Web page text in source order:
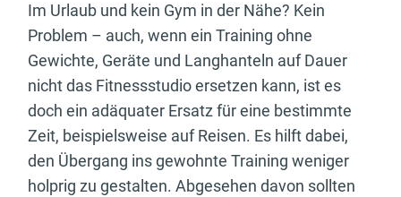
Im Urlaub und kein Gym in der Nähe? Kein
Problem – auch, wenn ein Training ohne
Gewichte, Geräte und Langhanteln auf Dauer
nicht das Fitnessstudio ersetzen kann, ist es
doch ein adäquater Ersatz für eine bestimmte
Zeit, beispielsweise auf Reisen. Es hilft dabei,
den Übergang ins gewohnte Training weniger
holprig zu gestalten. Abgesehen davon sollten